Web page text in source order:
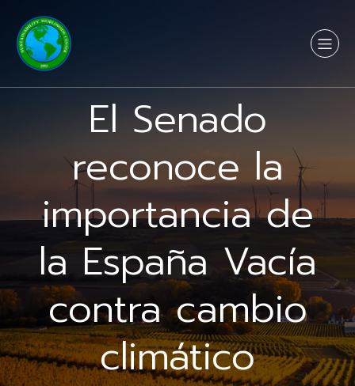
El Senado
reconoce la
importancia de
la España Vacía
contra cambio
climático